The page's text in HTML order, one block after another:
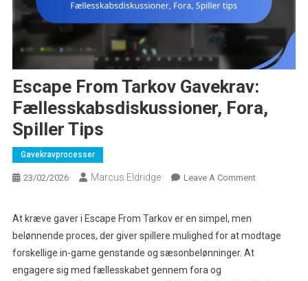
Escape From Tarkov Gavekrav:
Fællesskabsdiskussioner, Fora,
Spiller Tips
Gavekravprocesser
23/02/2026 Marcus Eldridge Leave A CommentOn
Gavekrav:
At kræve gaver i Escape From Tarkov er en simpel, men
belønnende proces, der giver spillere mulighed for at modtage
forskellige in-game genstande og sæsonbelønninger. At
engagere sig med fællesskabet gennem fora og